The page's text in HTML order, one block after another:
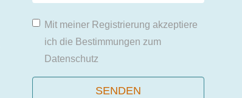
Mit meiner Registrierung akzeptiere
ich die Bestimmungen zum
Datenschutz